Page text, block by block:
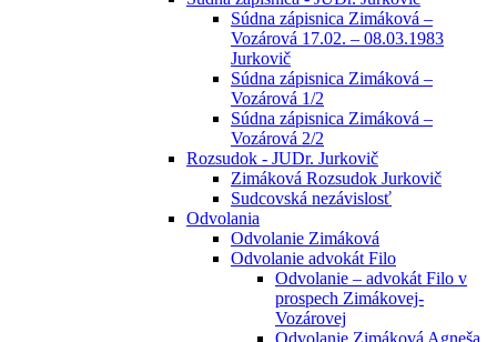
Súdna zápisnica Zimáková –
Vozárová 17.02. – 08.03.1983
Jurkovič
Súdna zápisnica Zimáková –
Vozárová 1/2
Súdna zápisnica Zimáková –
Vozárová 2/2
Rozsudok - JUDr. Jurkovič
Zimáková Rozsudok Jurkovič
Sudcovská nezávislosť
Odvolania
Odvolanie Zimáková
Odvolanie advokát Filo
Odvolanie – advokát Filo v
prospech Zimákovej-
Vozárovej
Odvolanie Zimáková Agneša